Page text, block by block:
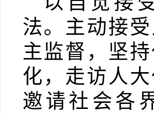
法。 主动接
主监督，坚
化，走访人
邀请社会各